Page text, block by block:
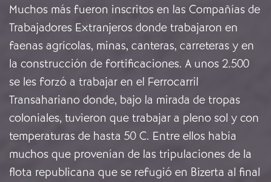
Muchos más fueron inscritos en las Compañías de
Trabajadores Extranjeros donde trabajaron en
faenas agrícolas, minas, canteras, carreteras y en
la construcción de fortificaciones. A unos 2.500
se les forzó a trabajar en el Ferrocarril
Transahariano donde, bajo la mirada de tropas
coloniales, tuvieron que trabajar a pleno sol y con
temperaturas de hasta 50 C. Entre ellos había
muchos que provenían de las tripulaciones de la
flota republicana que se refugió en Bizerta al final